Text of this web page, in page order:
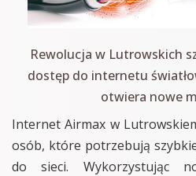
Rewolucja w Lutrowskich
dostęp do internetu
otwiera nowe
Internet Airmax w
osób, które potrzebują
do sieci. Wykorzystując